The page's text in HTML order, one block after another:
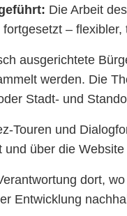
Die Arbeit
–
ausgerichtete
werden. Die
Stadt- und
Touren und
und über die
dort,
Entwicklung